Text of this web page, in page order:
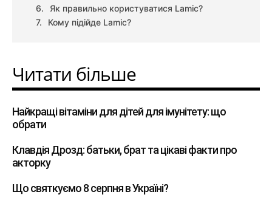
Як правильно користуватися Lamic?
Кому підійде Lamic?
Читати більше
Найкращі вітаміни для дітей для імунітету: що
обрати
Клавдія Дрозд: батьки, брат та цікаві факти про
акторку
Що святкуємо 8 серпня в Україні?